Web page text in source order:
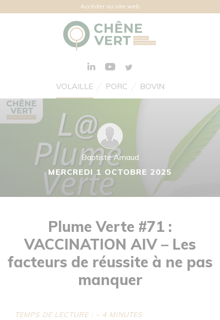
Accéder au site web
VOLAILLE PORC BOVIN
Baptiste Arnaud
MERCREDI 1 OCTOBRE 2025
Plume Verte #71 :
VACCINATION AIV – Les
facteurs de réussite à ne pas
manquer
TEMPS DE LECTURE : ~ 4 MINUTES